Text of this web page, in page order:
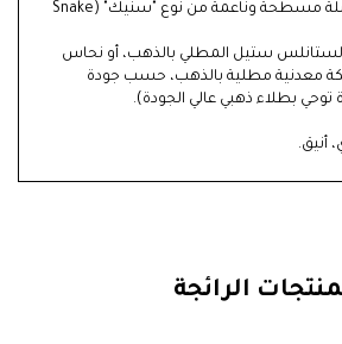
سلسلة مسطحة وناعمة من نوع "سنيك" (Snake
ستيل المطلي بالذهب، أو نحاس
معدنية مطلية بالذهب، حسب جودة
توحي بطلاء ذهبي عالي الجودة).
أنيق.
الرائجة